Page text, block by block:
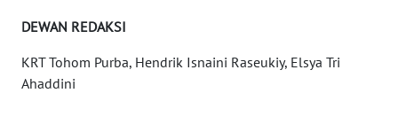
DEWAN REDAKSI
KRT Tohom Purba, Hendrik Isnaini Raseukiy, Elsya Tri
Ahaddini
SIBER
REDAKSI